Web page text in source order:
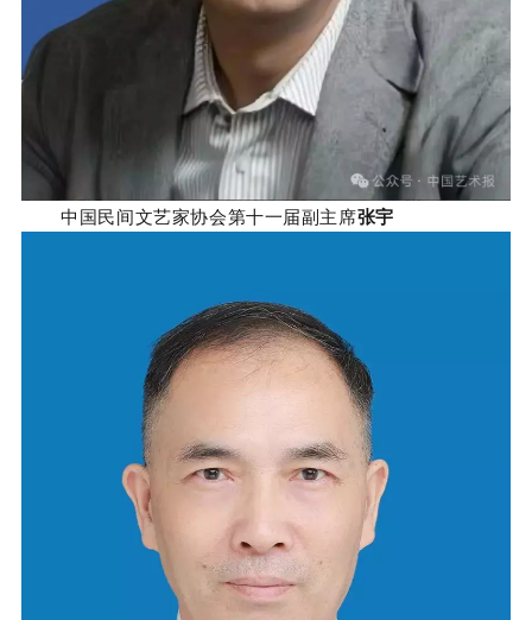
中国民间文艺家协会第十一届副主席张宇